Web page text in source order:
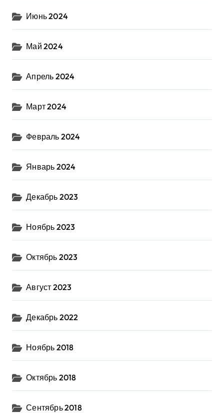
Июнь 2024
Май 2024
Апрель 2024
Март 2024
Февраль 2024
Январь 2024
Декабрь 2023
Ноябрь 2023
Октябрь 2023
Август 2023
Декабрь 2022
Ноябрь 2018
Октябрь 2018
Сентябрь 2018